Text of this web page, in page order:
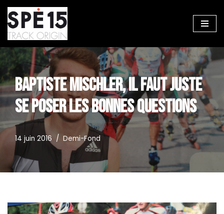
Aller
au
contenu
BAPTISTE MISCHLER, IL FAUT JUSTE
SE POSER LES BONNES QUESTIONS
14 juin 2016 Demi-Fond